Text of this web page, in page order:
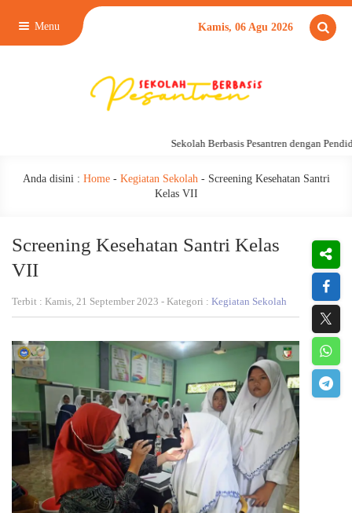
Menu Kamis, 06 Agu 2026
Sekolah Berbasis Pesantren dengan
Anda disini : Home- Kegiatan Sekolah- Screening Kesehatan Santri
Kelas VII
Screening Kesehatan Santri Kelas
VII
Terbit : Kamis, 21 September 2023 - Kategori : Kegiatan Sekolah